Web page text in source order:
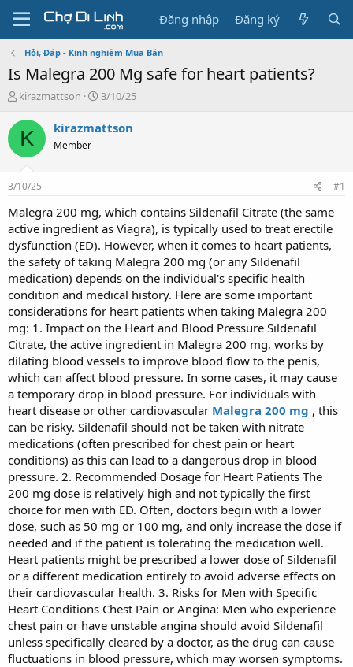
Đăng nhập Đăng ký
Hỏi, Đáp - Kinh nghiệm Mua Bán
Is Malegra 200 Mg safe for heart patients?
T
r
a
s
t
a
r
t
e
r
kirazmattson
N
à
3/10/25
K kirazmattson
Member
3/10/25 #1
Malegra 200 mg, which contains Sildenafil Citrate (the same
active ingredient as Viagra), is typically used to treat erectile
dysfunction (ED). However, when it comes to heart patients,
the safety of taking Malegra 200 mg (or any Sildenafil
medication) depends on the individual's specific health
condition and medical history. Here are some important
considerations for heart patients when taking Malegra 200
mg: 1. Impact on the Heart and Blood Pressure Sildenafil
Citrate, the active ingredient in Malegra 200 mg, works by
dilating blood vessels to improve blood flow to the penis,
which can affect blood pressure. In some cases, it may cause
a temporary drop in blood pressure. For individuals with
heart disease or other cardiovascular Malegra 200 mg , this
can be risky. Sildenafil should not be taken with nitrate
medications (often prescribed for chest pain or heart
conditions) as this can lead to a dangerous drop in blood
pressure. 2. Recommended Dosage for Heart Patients The
200 mg dose is relatively high and not typically the first
choice for men with ED. Often, doctors begin with a lower
dose, such as 50 mg or 100 mg, and only increase the dose if
needed and if the patient is tolerating the medication well.
Heart patients might be prescribed a lower dose of Sildenafil
or a different medication entirely to avoid adverse effects on
their cardiovascular health. 3. Risks for Men with Specific
Heart Conditions Chest Pain or Angina: Men who experience
chest pain or have unstable angina should avoid Sildenafil
unless specifically cleared by a doctor, as the drug can cause
fluctuations in blood pressure, which may worsen symptoms.